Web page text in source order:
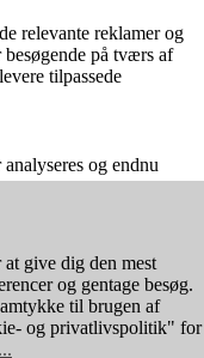
give dig den mest
og gentage besøg.
til brugen af
og privatlivspolitik" for
relevante reklamer og
på tværs af
tilpassede
og endnu
at webstedet
funktioner og